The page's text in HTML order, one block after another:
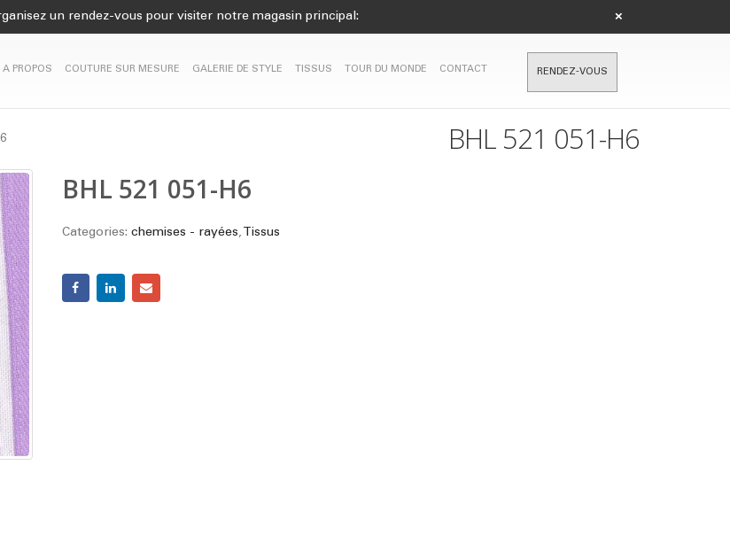
un rendez-vous pour visiter notre magasin principal: ×
A PROPOS COUTURE SUR MESURE GALERIE DE STYLE TISSUS TOUR DU MONDE CONTACT RENDEZ-VOUS
BHL 521 051-H6
BHL 521 051-H6
Categories: chemises - rayées, Tissus